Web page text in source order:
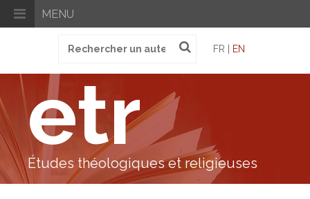
MENU
pour
FR | EN
etr
Études théologiques et religieuses